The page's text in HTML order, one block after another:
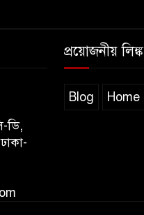
ডি,
প্রয়োজনীয় লিঙ্ক
Blog Home